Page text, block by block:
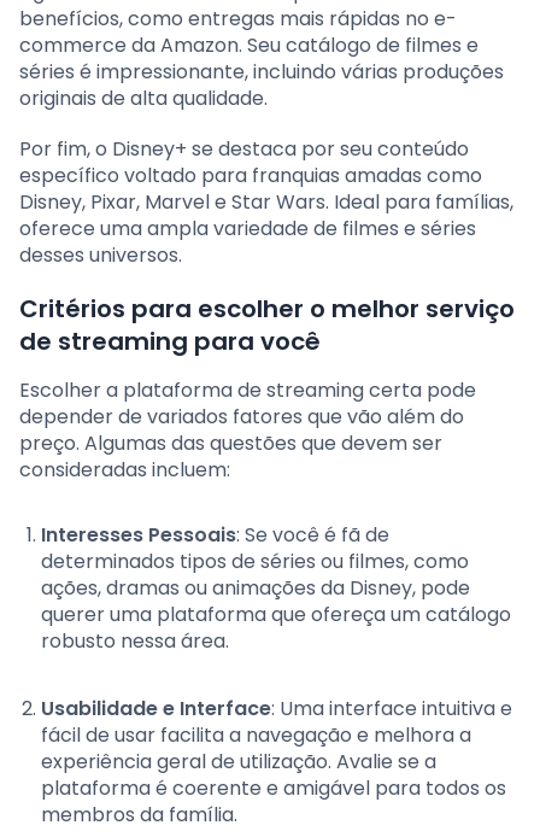
benefícios, como entregas mais rápidas no e-
commerce da Amazon. Seu catálogo de filmes e
séries é impressionante, incluindo várias produções
originais de alta qualidade.
Por fim, o Disney+ se destaca por seu conteúdo
específico voltado para franquias amadas como
Disney, Pixar, Marvel e Star Wars. Ideal para famílias,
oferece uma ampla variedade de filmes e séries
desses universos.
Critérios para escolher o melhor serviço
de streaming para você
Escolher a plataforma de streaming certa pode
depender de variados fatores que vão além do
preço. Algumas das questões que devem ser
consideradas incluem:
Interesses Pessoais: Se você é fã de
determinados tipos de séries ou filmes, como
ações, dramas ou animações da Disney, pode
querer uma plataforma que ofereça um catálogo
robusto nessa área.
Usabilidade e Interface: Uma interface intuitiva e
fácil de usar facilita a navegação e melhora a
experiência geral de utilização. Avalie se a
plataforma é coerente e amigável para todos os
membros da família.